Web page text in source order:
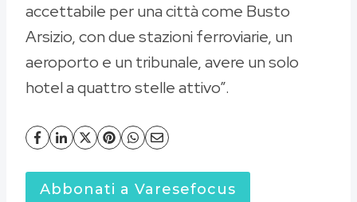
accettabile per una città come Busto
Arsizio, con due stazioni ferroviarie, un
aeroporto e un tribunale, avere un solo
hotel a quattro stelle attivo”.
Abbonati a Varesefocus